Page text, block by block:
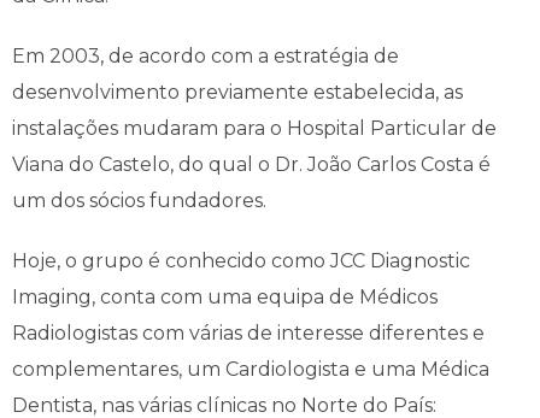
Em 2003, de acordo com a estratégia de
desenvolvimento previamente estabelecida, as
instalações mudaram para o Hospital Particular de
Viana do Castelo, do qual o Dr. João Carlos Costa é
um dos sócios fundadores.
Hoje, o grupo é conhecido como JCC Diagnostic
Imaging, conta com uma equipa de Médicos
Radiologistas com várias de interesse diferentes e
complementares, um Cardiologista e uma Médica
Dentista, nas várias clínicas no Norte do País: